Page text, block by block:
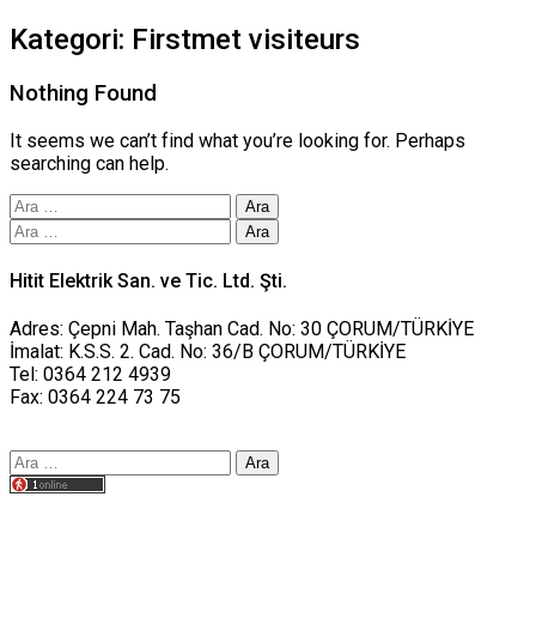
Kategori: Firstmet visiteurs
Nothing Found
It seems we can’t find what you’re looking for. Perhaps
searching can help.
Arama:
Arama:
Hitit Elektrik San. ve Tic. Ltd. Şti.
Adres: Çepni Mah. Taşhan Cad. No: 30 ÇORUM/TÜRKİYE
İmalat: K.S.S. 2. Cad. No: 36/B ÇORUM/TÜRKİYE
Tel: 0364 212 4939
Fax: 0364 224 73 75
Arama: